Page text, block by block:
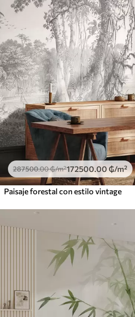
287500.00₲/m²172500.00 ₲/m²
Paisaje forestal con estilo vintage